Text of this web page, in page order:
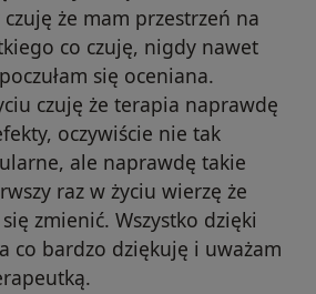
że mam przestrzeń na
co czuję, nigdy nawet
się oceniana.
czuję że terapia naprawdę
oczywiście nie tak
ale naprawdę takie
raz w życiu wierzę że
zmienić. Wszystko dzięki
co bardzo dziękuję i uważam